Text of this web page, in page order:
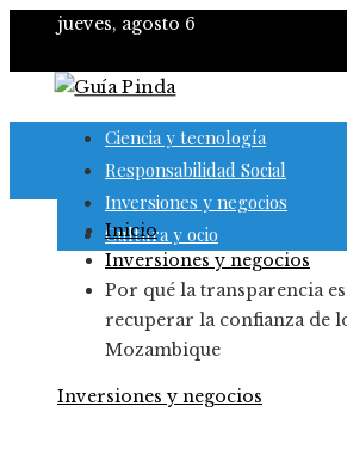
jueves, agosto 6
Ciencia y tecnología
Responsabilidad Social
Inversiones y negocios
Cultura y ocio
Inicio
Inversiones y negocios
Por qué la transparencia
recuperar la confianza de
Mozambique
Inversiones y negocios